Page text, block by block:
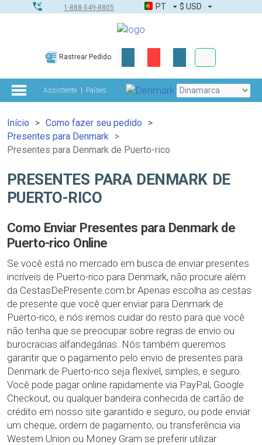
1-888-549-8805 PT $ USD
Rastrear Pedido
Assistente Países
Início
Como fazer seu pedido
Presentes para Denmark
Presentes para Denmark de Puerto-rico
PRESENTES PARA DENMARK DE
PUERTO-RICO
Como Enviar Presentes para Denmark de
Puerto-rico Online
Se você está no mercado em busca de enviar presentes
incríveis de Puerto-rico para Denmark, não procure além
da CestasDePresente.com.br Apenas escolha as cestas
de presente que você quer enviar para Denmark de
Puerto-rico, e nós iremos cuidar do resto para que você
não tenha que se preocupar sobre regras de envio ou
burocracias alfandegárias. Nós também queremos
garantir que o pagamento pelo envio de presentes para
Denmark de Puerto-rico seja flexível, simples, e seguro.
Você pode pagar online rapidamente via PayPal, Google
Checkout, ou qualquer bandeira conhecida de cartão de
crédito em nosso site garantido e seguro, ou pode enviar
um cheque, ordem de pagamento, ou transferência via
Western Union ou Money Gram se preferir utilizar